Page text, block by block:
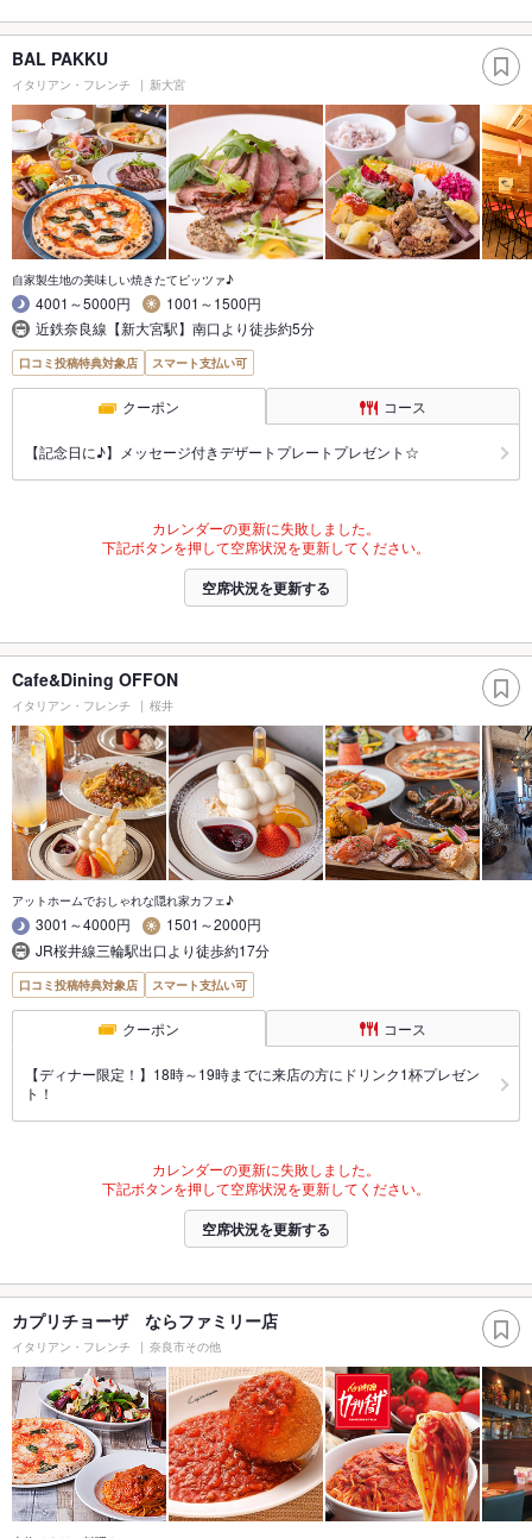
BAL PAKKU
イタリアン・フレンチ 新大宮
自家製生地の美味しい焼きたてピッツァ♪
4001～5000円
1001～1500円
近鉄奈良線【新大宮駅】南口より徒歩約5分
口コミ投稿特典対象店 スマート支払い可
クーポン コース
【記念日に♪】メッセージ付きデザートプレートプレゼント☆
カレンダーの更新に失敗しました。
下記ボタンを押して空席状況を更新してください。
空席状況を更新する
Cafe&Dining OFFON
イタリアン・フレンチ 桜井
アットホームでおしゃれな隠れ家カフェ♪
3001～4000円
1501～2000円
JR桜井線三輪駅出口より徒歩約17分
口コミ投稿特典対象店 スマート支払い可
クーポン コース
【ディナー限定！】18時～19時までに来店の方にドリンク1杯プレゼン
ト！
カレンダーの更新に失敗しました。
下記ボタンを押して空席状況を更新してください。
空席状況を更新する
カプリチョーザ ならファミリー店
イタリアン・フレンチ 奈良市その他